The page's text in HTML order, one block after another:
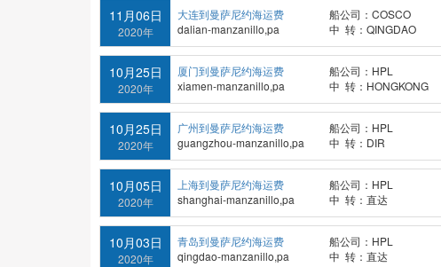
11月06日
2020年
大连到曼萨尼约海运费
dalian-manzanillo,pa
船公司：COSCO
中 转：QINGDAO
10月25日
2020年
厦门到曼萨尼约海运费
xiamen-manzanillo,pa
船公司：HPL
中 转：HONGKONG
10月25日
2020年
广州到曼萨尼约海运费
guangzhou-manzanillo,pa
船公司：HPL
中 转：DIR
10月05日
2020年
上海到曼萨尼约海运费
shanghai-manzanillo,pa
船公司：HPL
中 转：直达
10月03日
2020年
青岛到曼萨尼约海运费
qingdao-manzanillo,pa
船公司：HPL
中 转：直达